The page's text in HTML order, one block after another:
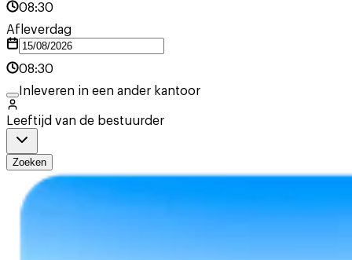
08:30
Afleverdag
08:30
Inleveren in een ander kantoor
Leeftijd van de bestuurder
Zoeken